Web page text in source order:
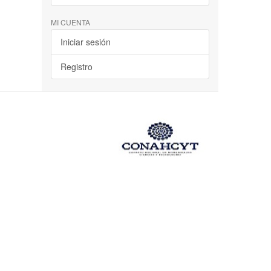
MI CUENTA
Iniciar sesión
Registro